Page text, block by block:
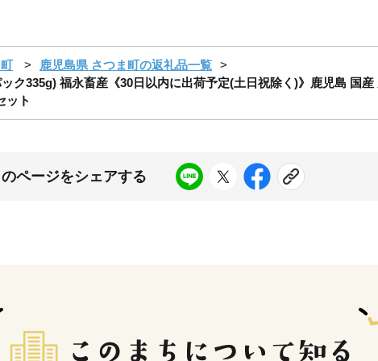
鹿児島県 さつま町の返礼品一覧
ク335g) 福永畜産《30日以内に出荷予定(土日祝除く)》鹿児島 国
ット
ページをシェアする